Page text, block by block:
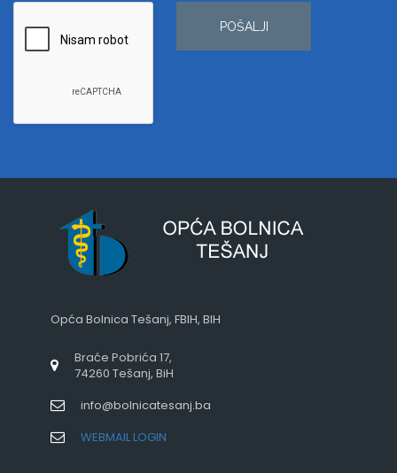
POŠALJI
Opća Bolnica Tešanj, FBIH, BIH
Braće Pobrića 17,
74260 Tešanj, BiH
info@bolnicatesanj.ba
WEBMAIL LOGIN